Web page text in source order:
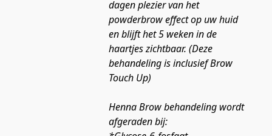
dagen plezier van het
powderbrow effect op uw huid
en blijft het 5 weken in de
haartjes zichtbaar. (Deze
behandeling is inclusief Brow
Touch Up)
Henna Brow behandeling wordt
afgeraden bij: